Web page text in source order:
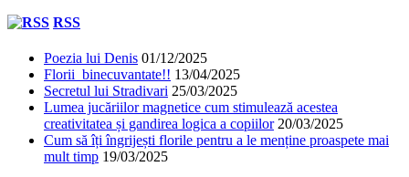
RSS
Poezia lui Denis 01/12/2025
Florii binecuvantate!! 13/04/2025
Secretul lui Stradivari 25/03/2025
Lumea jucăriilor magnetice cum stimulează acestea
creativitatea și gandirea logica a copiilor 20/03/2025
Cum să îți îngrijești florile pentru a le menține proaspete mai
mult timp 19/03/2025